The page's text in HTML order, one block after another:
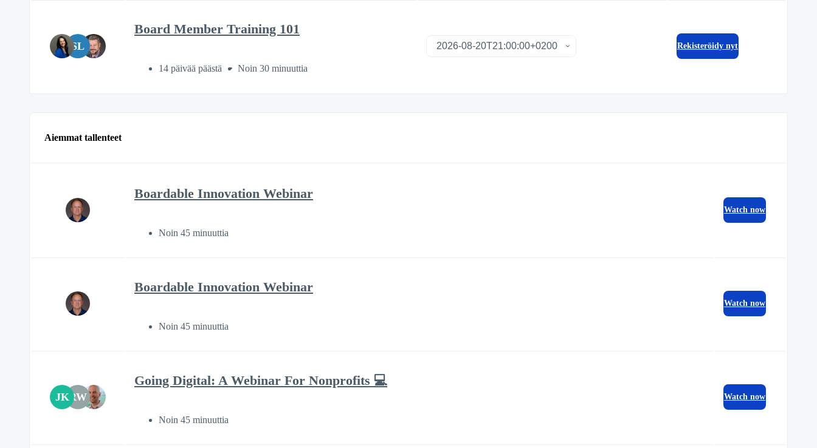
SL
Board Member Training 101
14 päivää päästä Noin 30 minuuttia
Rekisteröidy nyt
Aiemmat tallenteet
Boardable Innovation Webinar
Noin 45 minuuttia
Watch now
Boardable Innovation Webinar
Noin 45 minuuttia
Watch now
JKRW
Going Digital: A Webinar For Nonprofits 💻
Noin 45 minuuttia
Watch now